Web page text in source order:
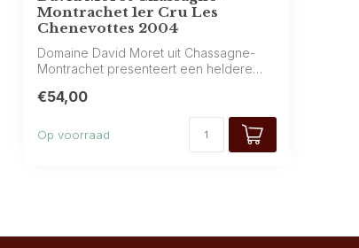
Montrachet 1er Cru Les
Chenevottes 2004
Domaine David Moret uit Chassagne-
Montrachet presenteert een heldere
€54,00
Op voorraad